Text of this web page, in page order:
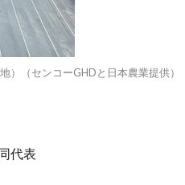
（センコーGHDと日本農業提供）
代表